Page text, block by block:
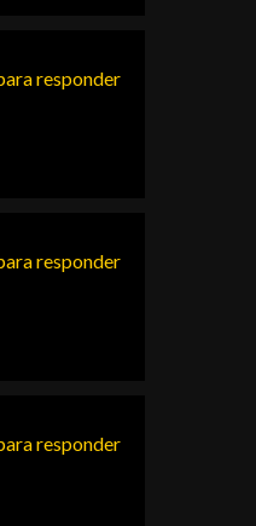
responder
responder
responder